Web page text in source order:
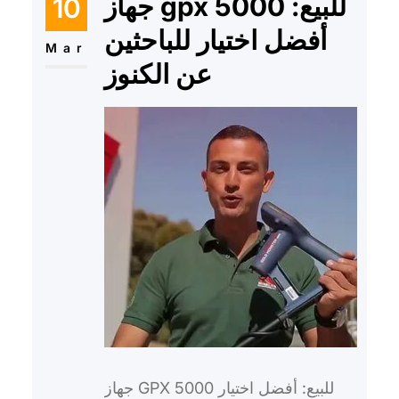
10
Mar
جهاز gpx 5000 للبيع:
أفضل اختيار للباحثين
عن الكنوز
جهاز GPX 5000 للبيع: أفضل اختيار